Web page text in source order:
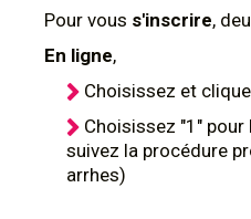
Pour vous s'inscrire,
En ligne,
Choisissez et
Choisissez "1"
suivez la procédure
arrhes)